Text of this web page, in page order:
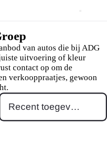
van autos die bij ADG
uitvoering of kleur
contact op om de
verkooppraatjes, gewoon